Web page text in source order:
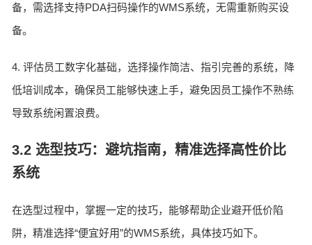
备，需选择支持PDA扫码操作的WMS系统，无需重新购买设
备。
4. 评估员工数字化基础，选择操作简洁、指引完善的系统，降
低培训成本，确保员工能够快速上手，避免因员工操作不熟练
导致系统闲置浪费。
3.2 选型技巧：避坑指南，精准选择高性价比
系统
在选型过程中，掌握一定的技巧，能够帮助企业避开低价陷
阱，精准选择“便宜好用”的WMS系统，具体技巧如下。